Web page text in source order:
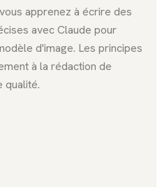
apprenez à écrire des
avec Claude pour
d'image. Les principes
à la rédaction de
qualité.